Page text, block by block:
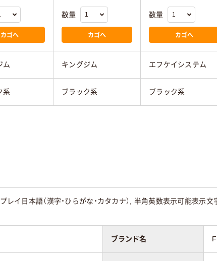
カゴへ
数量
カゴへ
数量
カゴへ
ム キングジム エフケイシステム
系 ブラック系 ブラック系
イ日本語（漢字・ひらがな・カタカナ）, 半角英数表示可能表示
ブランド名